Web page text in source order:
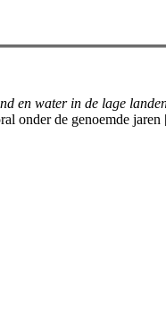
en water in de lage
onder de genoemde